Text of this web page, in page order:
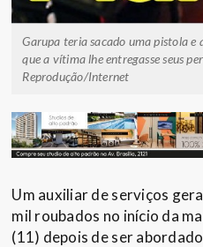
Garupa teria sacado uma pistola e
que a vítima lhe entregasse seus
Reprodução/Internet
Um auxiliar de serviços
mil roubados no início da
(11) depois de ser